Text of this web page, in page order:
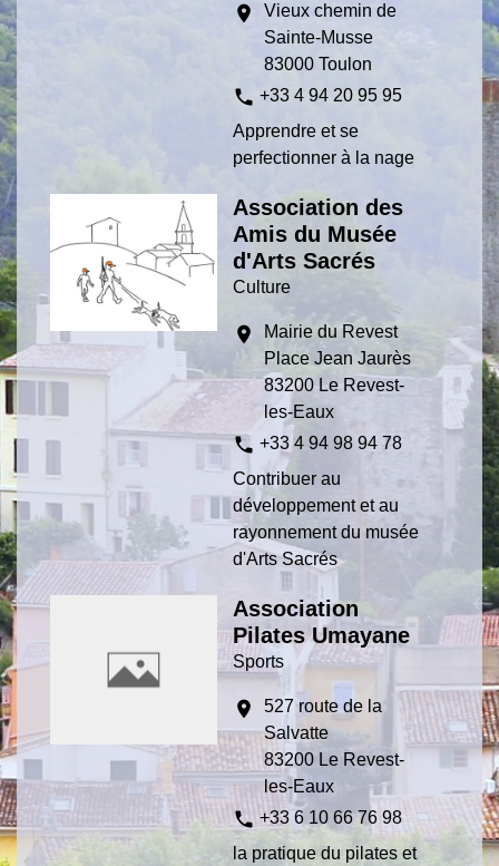
location_on
Vieux chemin de
Sainte-Musse
83000 Toulon
phone +33 4 94 20 95 95
Apprendre et se
perfectionner à la nage
Association des
Amis du Musée
d'Arts Sacrés
Culture
location_on
Mairie du Revest
Place Jean Jaurès
83200 Le Revest-
les-Eaux
phone +33 4 94 98 94 78
Contribuer au
développement et au
rayonnement du musée
d'Arts Sacrés
Association
Pilates Umayane
Sports
location_on
527 route de la
Salvatte
83200 Le Revest-
les-Eaux
phone +33 6 10 66 76 98
la pratique du pilates et